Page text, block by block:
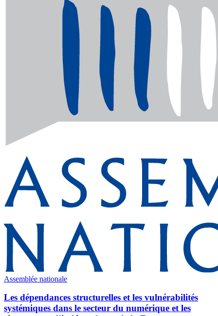
Assemblée nationale
Les dépendances structurelles et les vulnérabilités
systémiques dans le secteur du numérique et les